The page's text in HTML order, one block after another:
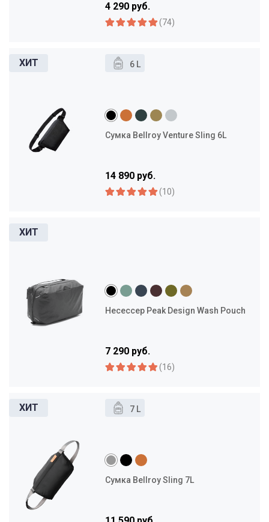
4 290 руб.
(74)
6 L
Сумка Bellroy Venture Sling 6L
14 890 руб.
(10)
Несессер Peak Design Wash Pouch
7 290 руб.
(16)
7 L
Сумка Bellroy Sling 7L